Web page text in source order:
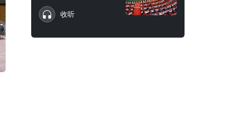
收听